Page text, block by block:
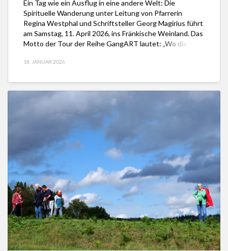
Ein Tag wie ein Ausflug in eine andere Welt: Die
Spirituelle Wanderung unter Leitung von Pfarrerin
Regina Westphal und Schriftsteller Georg Magirius führt
am Samstag, 11. April 2026, ins Fränkische Weinland. Das
Motto der Tour der Reihe GangART lautet: „Wo die
hier. – Die Gruppe […]
18. JANUAR 2026